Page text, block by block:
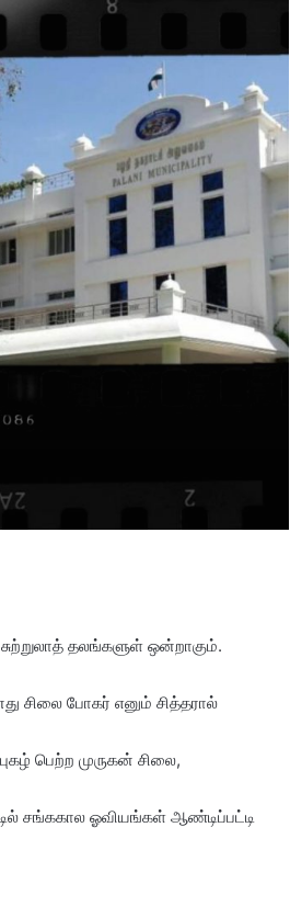
தலங்களுள் ஒன்றாகும்.
சிலை போகர் எனும் சித்தரால்
பெற்ற முருகன் சிலை,
சங்ககால ஓவியங்கள் ஆண்டிப்பட்டி